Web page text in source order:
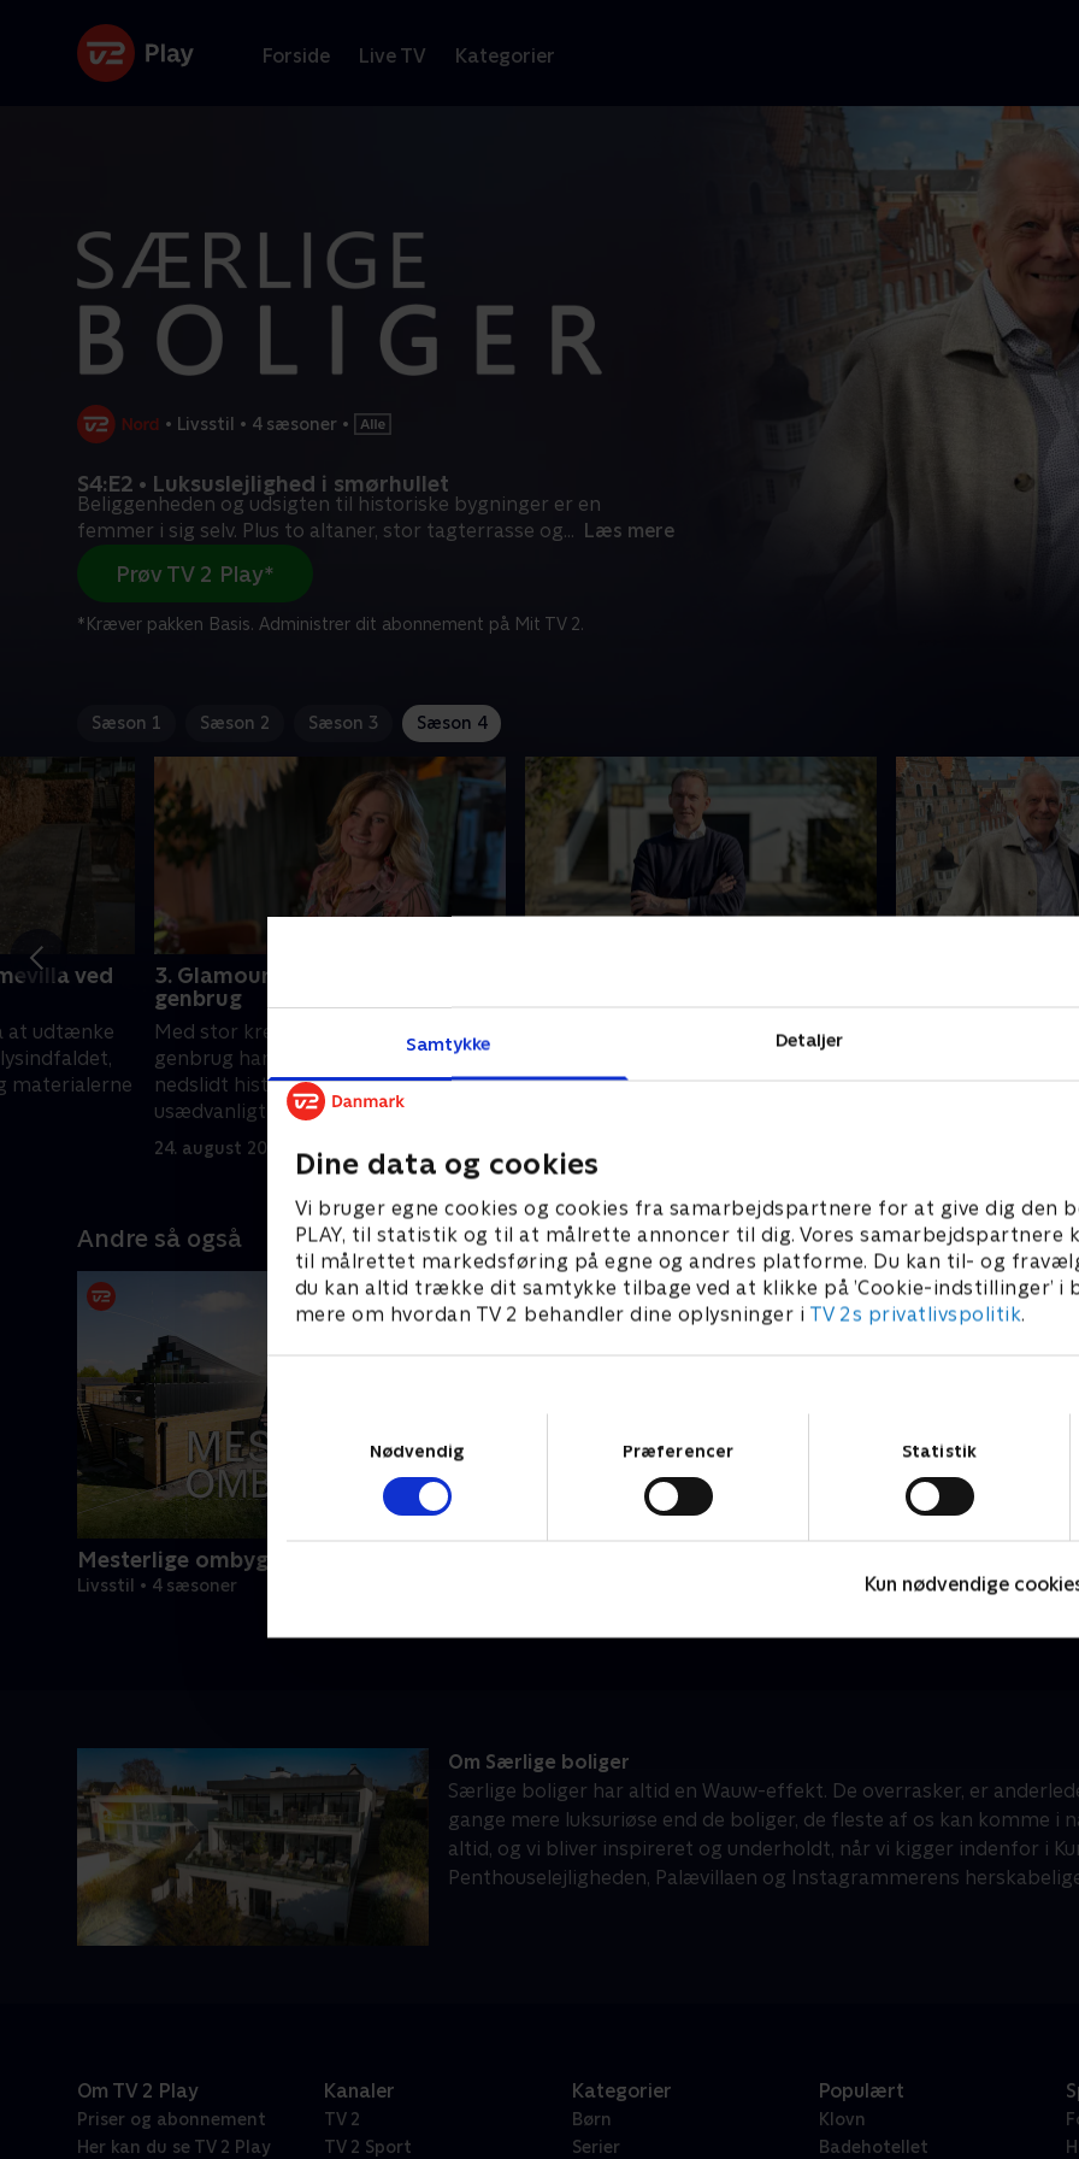
Samtykke Detaljer
Dine data og cookies
Vi bruger egne cookies og cookies fra samarbejdspartnere for at give dig den
PLAY, til statistik og til at målrette annoncer til dig. Vores samarbejdspartnere
til målrettet markedsføring på egne og andres platforme. Du kan til- og
du kan altid trække dit samtykke tilbage ved at klikke på ’Cookie-indstillinger’ i
mere om hvordan TV 2 behandler dine oplysninger i TV 2s privatlivspolitik.
Nødvendig
Præferencer Statistik
Kun nødvendige
Forside Live TV Kategorier
• Livsstil • 4 sæsoner •
S4:E2 • Luksuslejlighed i smørhullet
Beliggenheden og udsigten til historiske bygninger er en
femmer i sig selv. Plus to altaner, stor tagterrasse og... Læs mere
Prøv TV 2 Play*
*Kræver pakken Basis. Administrer dit abonnement på Mit TV 2.
Sæson 1 Sæson 2 Sæson 3 Sæson 4
ved
at udtænke
materialerne
3. Glamourøs styling med
genbrug
Med stor kreativitet og en masse
genbrug har Rie Floor forvandlet en
nedslidt historisk lejebolig til et
usædvanligt hjem med bl.a. guldtapet
på toiletterne.
24. august 2025 • 29 min
indenfor gemmer sig 500 m² med to
2.
historiske
Andre så også
Mesterlige ombygninger
Livsstil • 4 sæsoner
Om Særlige boliger
Særlige boliger har altid en Wauw-effekt. De overrasker, er
gange mere luksuriøse end de boliger, de fleste af os kan komme i
altid, og vi bliver inspireret og underholdt, når vi kigger indenfor i
Penthouselejligheden, Palævillaen og Instagrammerens
Om TV 2 Play
Priser og abonnement
Her kan du se TV 2 Play
Kanaler
TV 2
TV 2 Sport
Kategorier
Børn
Serier
Populært
Klovn
Badehotellet